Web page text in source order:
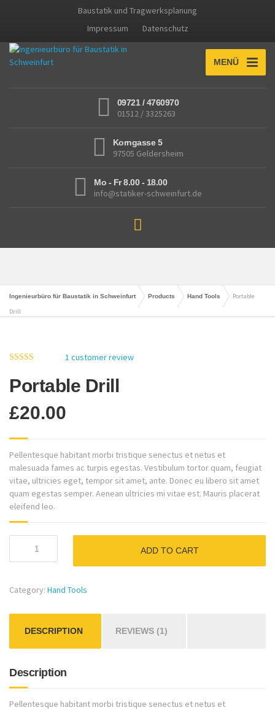
Baustatik und Tragwerksplanung
Impressum
Datenschutz
MENÜ
09721 / 4760970
01512 / 3325263
Korngasse 5
97505 Geldersheim
Mo - Fr 8.00 - 18.00
info@statiker-schweinfurt.de
Ingenieurbüro für Baustatik in Schweinfurt Products Hand Tools
Portable
Drill
1 customer review
Portable Drill
£20.00
Pellentesque habitant morbi tristique senectus et netus et
malesuada fames ac turpis egestas. Vestibulum tortor quam, feugiat
vitae, ultricies eget, tempor sit amet, ante. Donec eu libero sit amet
quam egestas semper. Aenean ultricies mi vitae est. Mauris placerat
eleifend leo.
ADD TO CART
Category: Hand Tools
DESCRIPTION REVIEWS (1)
Description
Pellentesque habitant morbi tristique senectus et netus et